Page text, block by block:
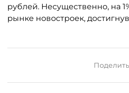
рублей. Несущественно, на
рынке новостроек,